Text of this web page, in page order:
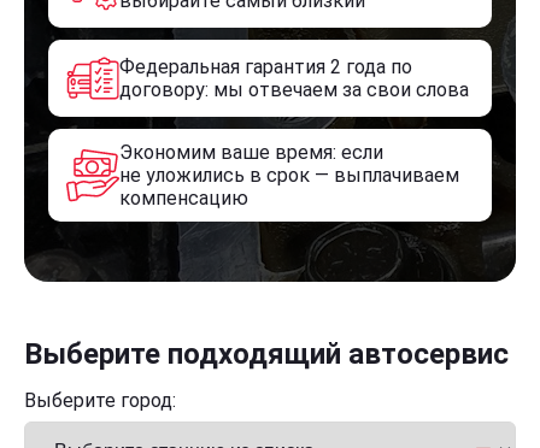
Федеральная гарантия 2 года по
договору: мы отвечаем за свои слова
Экономим ваше время: если
не уложились в срок — выплачиваем
компенсацию
Выберите подходящий автосервис
Выберите город: